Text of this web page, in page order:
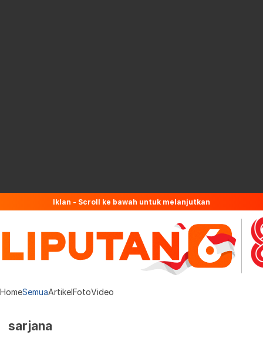
Iklan - Scroll ke bawah untuk melanjutkan
HomeSemuaArtikelFotoVideo
sarjana